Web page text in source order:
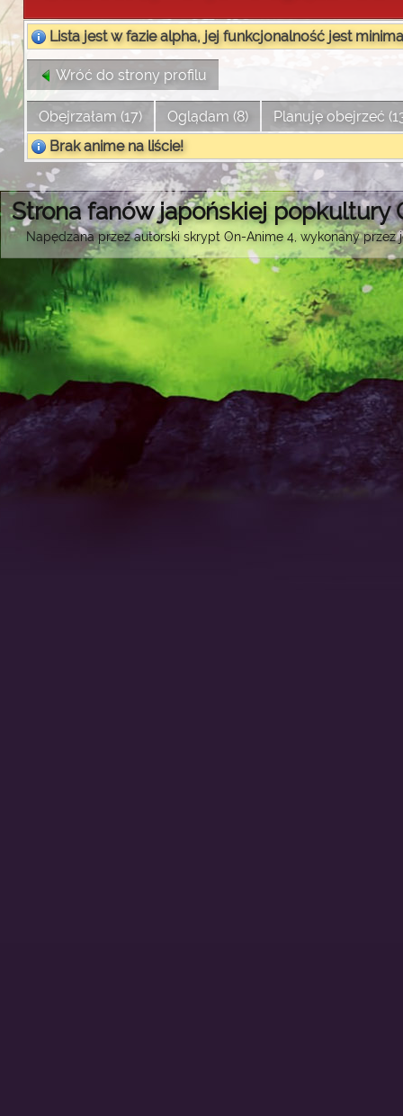
Lista jest w fazie alpha, jej funkcjonalność jest
Wróć do strony profilu
Obejrzałam (17) Oglądam (8)
Planuję obejrzeć
Brak anime na liście!
Strona fanów japońskiej popkultury
Napędzana przez autorski skrypt On-Anime 4, wykonany przez